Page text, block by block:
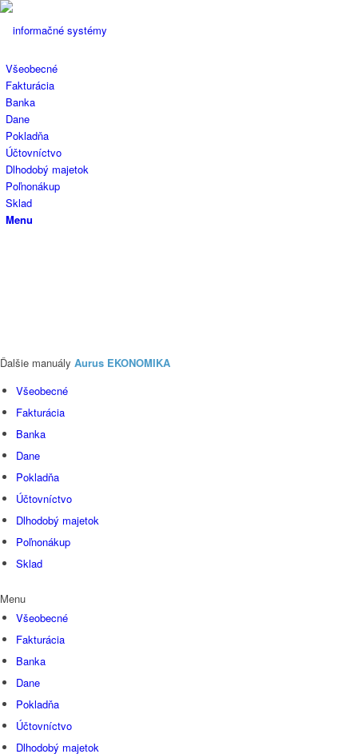
Všeobecné
Fakturácia
Banka
Dane
Pokladňa
Účtovníctvo
Dlhodobý majetok
Poľnonákup
Sklad
Menu
Ďalšie manuály Aurus EKONOMIKA
Všeobecné
Fakturácia
Banka
Dane
Pokladňa
Účtovníctvo
Dlhodobý majetok
Poľnonákup
Sklad
Menu
Všeobecné
Fakturácia
Banka
Dane
Pokladňa
Účtovníctvo
Dlhodobý majetok